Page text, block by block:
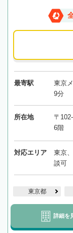
最寄駅
東京
9分
所在地
〒
6階
対応エリア
東京
談可
東京都
詳細を